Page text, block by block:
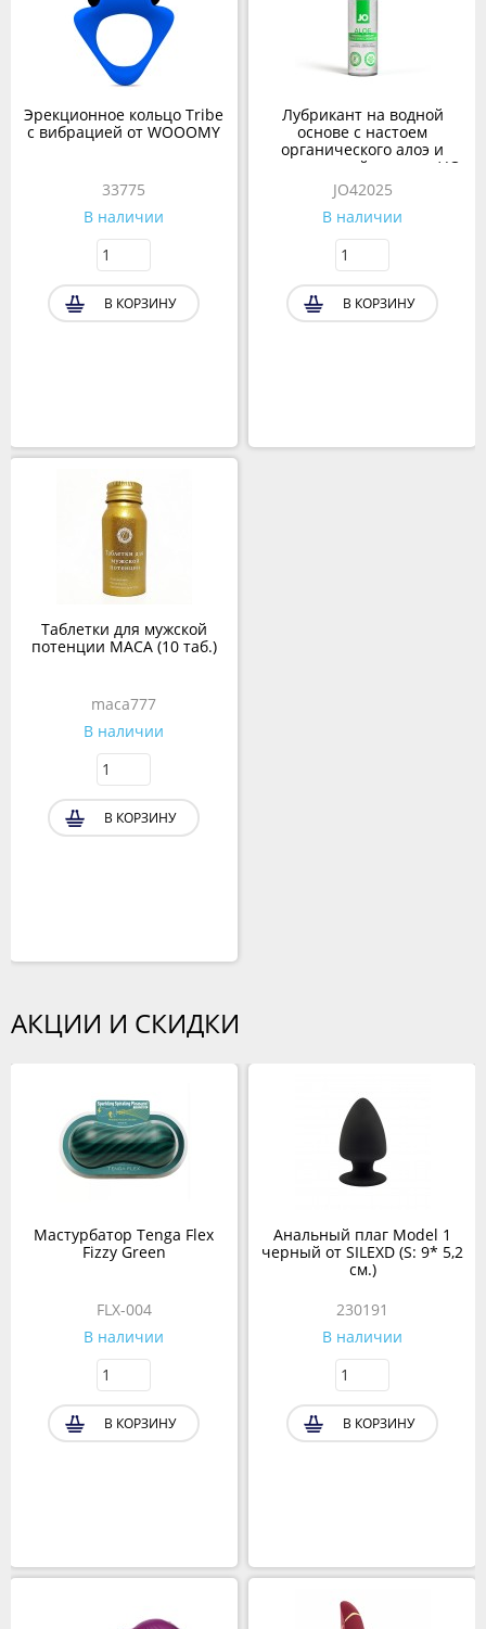
Эрекционное кольцо Tribe
с вибрацией от WOOOMY
33775
В наличии
В КОРЗИНУ
Таблетки для мужской
потенции MACA (10 таб.)
maca777
В наличии
В КОРЗИНУ
Лубрикант на водной
основе с настоем
органического алоэ и
гиалуроновой кислоты/ JO
ALOE, 60 мл
JO42025
В наличии
В КОРЗИНУ
АКЦИИ И СКИДКИ
Мастурбатор Tenga Flex
Fizzy Green
FLX-004
В наличии
В КОРЗИНУ
Анальный плаг Model 1
черный от SILEXD (S: 9* 5,2
см.)
230191
В наличии
В КОРЗИНУ